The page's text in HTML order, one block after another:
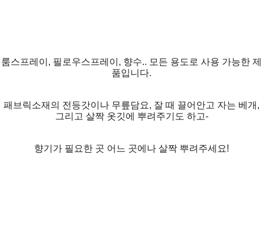
룸스프레이, 필로우스프레이, 향수.. 모든 용도로 사용 가능한 제
품입니다.
패브릭소재의 전등갓이나 무릎담요, 잘 때 끌어안고 자는 베개,
그리고 살짝 옷깃에 뿌려주기도 하고-
향기가 필요한 곳 어느 곳에나 살짝 뿌려주세요!